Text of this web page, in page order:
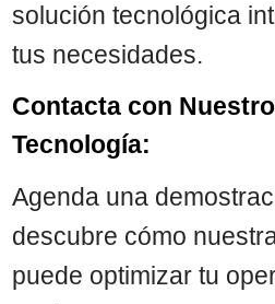
solución tecnológica
tus necesidades.
Contacta con
Tecnología:
Agenda una
descubre cómo
puede optimizar tu